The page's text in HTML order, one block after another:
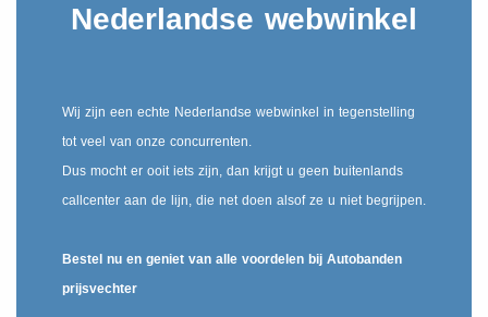
Nederlandse webwinkel
Wij zijn een echte Nederlandse webwinkel in tegenstelling
tot veel van onze concurrenten.
Dus mocht er ooit iets zijn, dan krijgt u geen buitenlands
callcenter aan de lijn, die net doen alsof ze u niet begrijpen.
Bestel nu en geniet van alle voordelen bij Autobanden
prijsvechter